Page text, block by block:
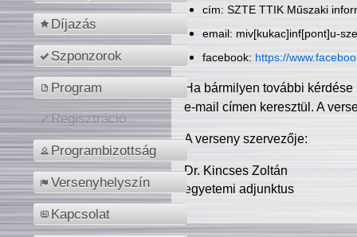
Díjazás
Szponzorok
Program
Regisztráció
Programbizottság
Versenyhelyszín
Kapcsolat
cím: SZTE TTIK Műszaki
email: miv[kukac]inf[pont]u-
facebook: https://
Ha bármilyen további
e-mail címen keresztül. A
A verseny szervezője:
Dr. Kincses Zoltán
egyetemi adjunktus